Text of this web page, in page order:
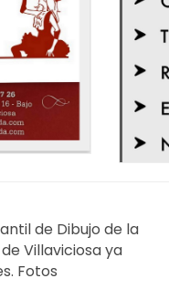
de Dibujo de la
Villaviciosa ya
Fotos